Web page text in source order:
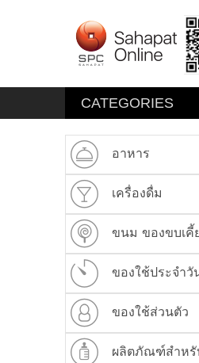
CATEGORIES
อาหาร
เครื่องดื่ม
ขนม ของขบเคี้
ของใช้ประจำวั
ของใช้ส่วนตัว
ผลิตภัณฑ์สำหรั